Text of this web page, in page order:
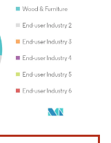
表示が必要です。